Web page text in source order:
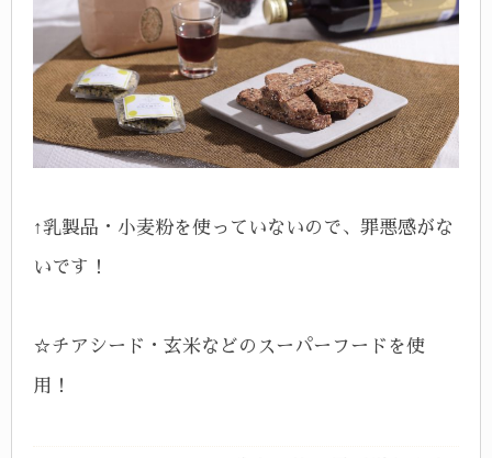
↑乳製品・小麦粉を使っていないので、罪悪感がな
いです！
☆チアシード・玄米などのスーパーフードを使
用！